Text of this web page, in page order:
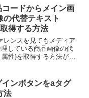
"...ードからメイン画
の代替テキスト
得する方法
レンスを見てもメディア
している商品画像の代
性)を取得する方法が見
品画像のURLの取得方
ンボタンをaタグ
法